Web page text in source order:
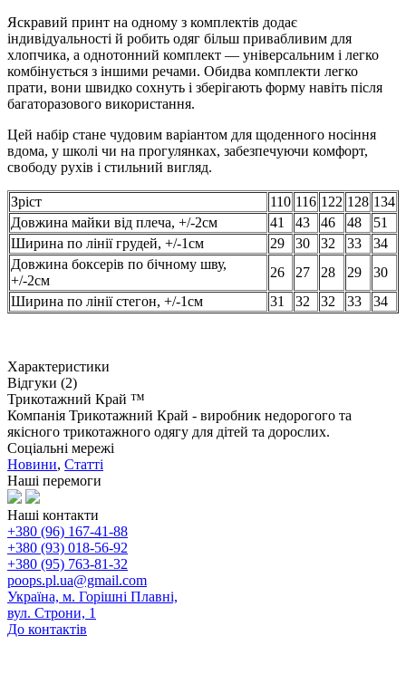
Яскравий принт на одному з комплектів додає
індивідуальності й робить одяг більш привабливим для
хлопчика, а однотонний комплект — універсальним і легко
комбінується з іншими речами. Обидва комплекти легко
прати, вони швидко сохнуть і зберігають форму навіть після
багаторазового використання.
Цей набір стане чудовим варіантом для щоденного носіння
вдома, у школі чи на прогулянках, забезпечуючи комфорт,
свободу рухів і стильний вигляд.
Зріст 110 116 122 128 134
Довжина майки від плеча, +/-2см
41 43 46 48
51
Ширина по лінії грудей, +/-1см
29 30 32 33
34
Довжина боксерів по бічному шву,
+/-2см
26 27 28 29
30
Ширина по лінії стегон, +/-1см
31 32 32 33 34
Характеристики
Відгуки (2)
Трикотажний Край ™
Компанія Трикотажний Край - виробник недорогого та
якісного трикотажного одягу для дітей та дорослих.
Соціальні мережі
Новини, Статті
Наші перемоги
Наші контакти
+380 (96) 167-41-88
+380 (93) 018-56-92
+380 (95) 763-81-32
poops.pl.ua@gmail.com
Україна, м. Горішні Плавні,
вул. Строни, 1
До контактів